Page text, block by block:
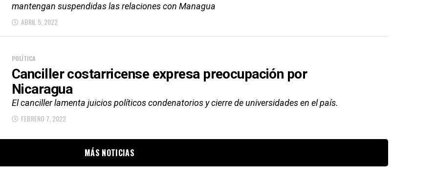
mantengan suspendidas las relaciones con Managua
ABRIL 5, 2022
POLÍTICA
Canciller costarricense expresa preocupación por
Nicaragua
El canciller lamenta juicios políticos condenatorios y cierre de universidades en el país.
FEBRERO 7, 2022
MÁS NOTICIAS